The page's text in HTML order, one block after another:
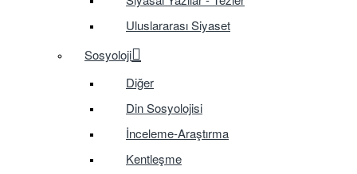
Uluslararası Siyaset
Sosyoloji
Diğer
Din Sosyolojisi
İnceleme-Araştırma
Kentleşme